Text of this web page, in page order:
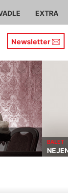
EXTRA
Newsletter
BALET